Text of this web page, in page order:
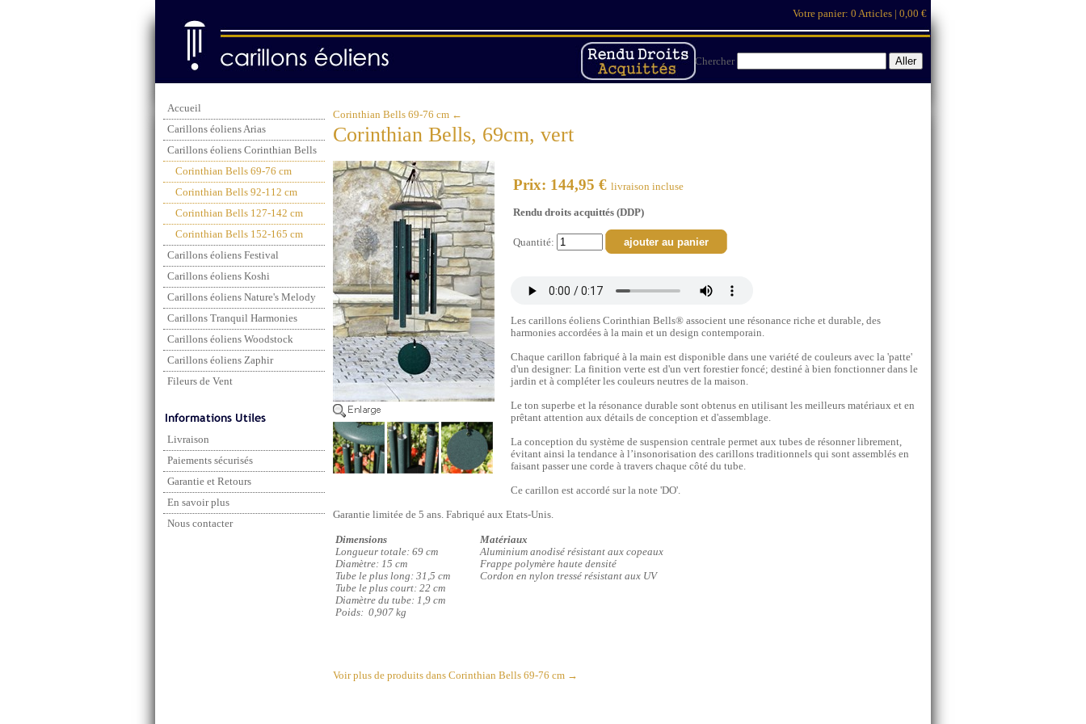
Votre panier: 0 Articles | 0,00 €
Chercher
Corinthian Bells 69-76 cm ←
Corinthian Bells, 69cm, vert
Prix: 144,95 € livraison incluse
Rendu droits acquittés (DDP)
Quantité:
Les carillons éoliens Corinthian Bells® associent une résonance riche et durable, des
harmonies accordées à la main et un design contemporain.
Chaque carillon fabriqué à la main est disponible dans une variété de couleurs avec la 'patte'
d'un designer: La finition verte est d'un vert forestier foncé; destiné à bien fonctionner dans le
jardin et à compléter les couleurs neutres de la maison.
Le ton superbe et la résonance durable sont obtenus en utilisant les meilleurs matériaux et en
prêtant attention aux détails de conception et d'assemblage.
La conception du système de suspension centrale permet aux tubes de résonner librement,
évitant ainsi la tendance à l’insonorisation des carillons traditionnels qui sont assemblés en
faisant passer une corde à travers chaque côté du tube.
Ce carillon est accordé sur la note 'DO'.
Garantie limitée de 5 ans. Fabriqué aux Etats-Unis.
Dimensions
Longueur totale: 69 cm
Diamètre: 15 cm
Tube le plus long: 31,5 cm
Tube le plus court: 22 cm
Diamètre du tube: 1,9 cm
Poids: 0,907 kg
Matériaux
Aluminium anodisé résistant aux copeaux
Frappe polymère haute densité
Cordon en nylon tressé résistant aux UV
Voir plus de produits dans Corinthian Bells 69-76 cm →
Accueil
Carillons éoliens Arias
Carillons éoliens Corinthian Bells
Corinthian Bells 69-76 cm
Corinthian Bells 92-112 cm
Corinthian Bells 127-142 cm
Corinthian Bells 152-165 cm
Carillons éoliens Festival
Carillons éoliens Koshi
Carillons éoliens Nature's Melody
Carillons Tranquil Harmonies
Carillons éoliens Woodstock
Carillons éoliens Zaphir
Fileurs de Vent
Livraison
Paiements sécurisés
Garantie et Retours
En savoir plus
Nous contacter